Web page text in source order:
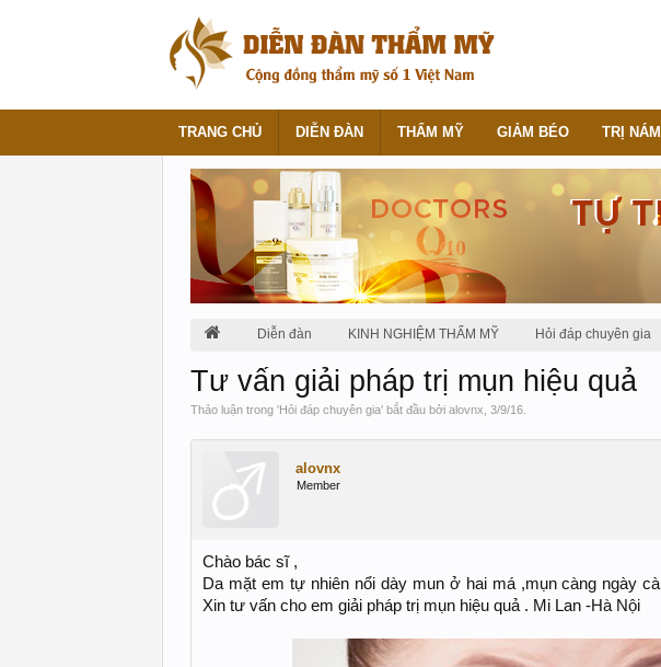
Diễn đàn KINH NGHIỆM THẨM MỸ Hỏi đáp chuyên gia
Tư vấn giải pháp trị mụn hiệu quả
Thảo luận trong 'Hỏi đáp chuyên gia' bắt đầu bởi alovnx 3/9/16
alovnx
Member
Chào bác sĩ ,
Da mặt em tự nhiên nổi dày mun ở hai má ,mụn càng ngày
Xin tư vấn cho em giải pháp trị mụn hiệu quả . Mi Lan -Hà Nội
TRANG CHỦ DIỄN ĐÀN THẨM MỸ GIẢM BÉO TRỊ NÁM